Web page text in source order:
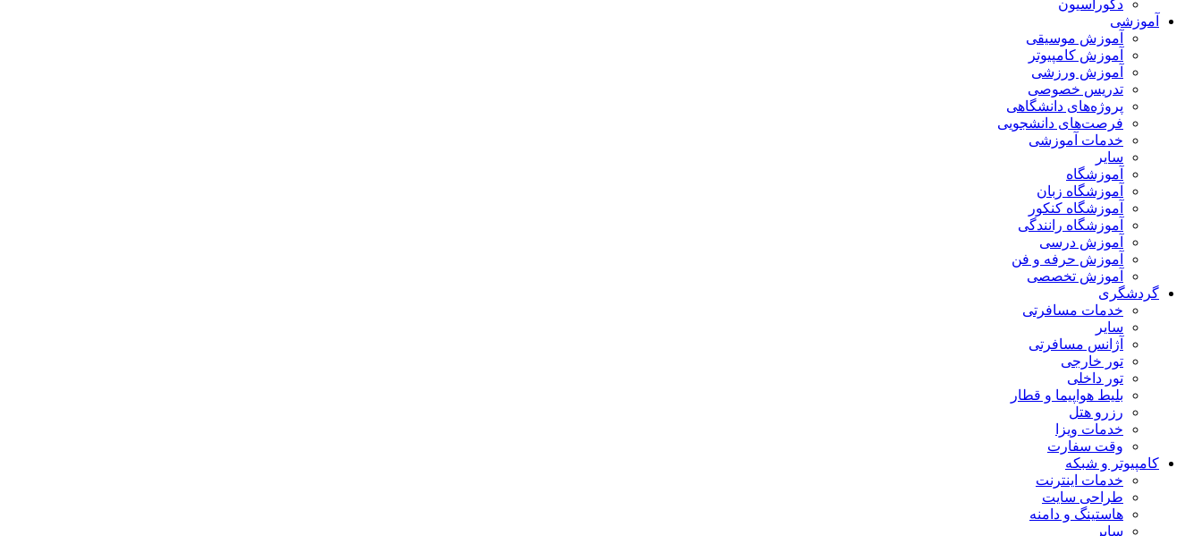
دکوراسیون
آموزشی
آموزش موسیقی
آموزش کامپیوتر
آموزش ورزشی
تدریس خصوصی
پروژه‌های دانشگاهی
فرصت‌های دانشجویی
خدمات آموزشی
سایر
آموزشگاه
آموزشگاه زبان
آموزشگاه کنکور
آموزشگاه رانندگی
آموزش درسی
آموزش حرفه و فن
آموزش تخصصی
گردشگری
خدمات مسافرتی
سایر
آژانس مسافرتی
تور خارجی
تور داخلی
بلیط هواپیما و قطار
رزرو هتل
خدمات ویزا
وقت سفارت
کامپیوتر و شبکه
خدمات اینترنت
طراحی سایت
هاستینگ و دامنه
سایر